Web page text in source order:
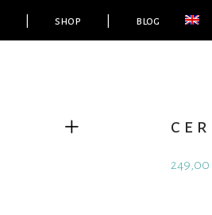
shop blog
249,00